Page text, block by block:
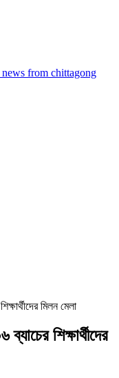
from chittagong
মিলন মেলা
শিক্ষার্থীদের